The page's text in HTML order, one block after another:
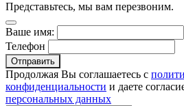
Представьтесь, мы вам перезвоним.
Ваше имя:
Телефон
Отправить
Продолжая Вы соглашаетесь с
конфиденциальности и даете
персональных данных